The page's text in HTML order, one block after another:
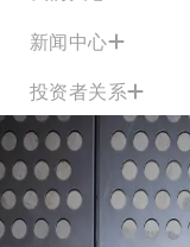
新闻中心
投资者关系